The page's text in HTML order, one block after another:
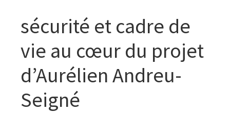
sécurité et cadre de
vie au cœur du projet
d’Aurélien Andreu-
Seigné